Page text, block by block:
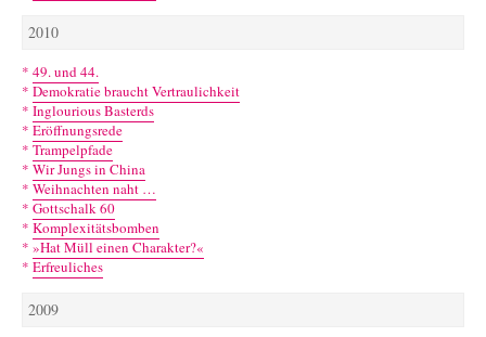
2010
* 49. und 44.
* Demokratie braucht Vertraulichkeit
* Inglourious Basterds
* Eröffnungsrede
* Trampelpfade
* Wir Jungs in China
* Weihnachten naht …
* Gottschalk 60
* Komplexitätsbomben
* »Hat Müll einen Charakter?«
* Erfreuliches
2009